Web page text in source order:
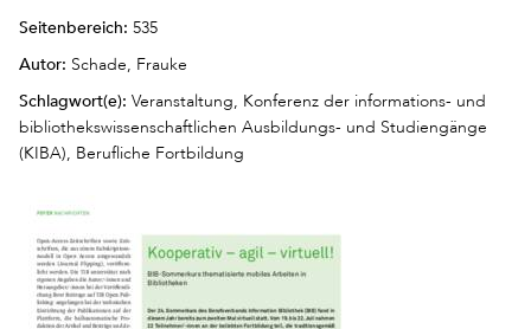
Seitenbereich: 535
Autor: Schade, Frauke
Schlagwort(e): Veranstaltung, Konferenz der informations- und
bibliothekswissenschaftlichen Ausbildungs- und Studiengänge
(KIBA), Berufliche Fortbildung